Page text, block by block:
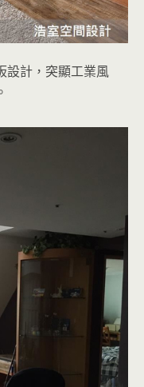
設計，突顯工業風